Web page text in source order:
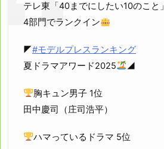
テレ東「40までにしたい10のこと」
4部門でランクイン
◤#モデルプレスランキング
夏ドラマアワード2025
◢
胸キュン男子 1位
田中慶司（庄司浩平）
ハマっているドラマ 5位